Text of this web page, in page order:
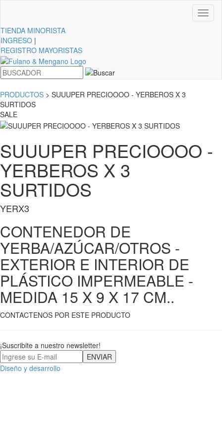
TIENDA MINORISTA
INGRESO |
REGISTRO MAYORISTAS
PRODUCTOS > SUUUPER PRECIOOOO - YERBEROS X 3
SURTIDOS
SALE
SUUUPER PRECIOOOO -
YERBEROS X 3
SURTIDOS
YERX3
CONTENEDOR DE
YERBA/AZÚCAR/OTROS -
EXTERIOR E INTERIOR DE
PLÁSTICO IMPERMEABLE -
MEDIDA 15 X 9 X 17 CM..
CONTACTENOS POR ESTE PRODUCTO
¡Suscribite a nuestro newsletter!
Diseño y desarrollo